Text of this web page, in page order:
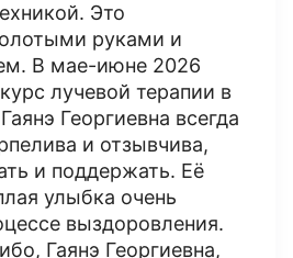
Это
руками и
В мае-июне 2026
лучевой терапии в
Георгиевна всегда
и отзывчива,
и поддержать. Её
улыбка очень
выздоровления.
Гаянэ Георгиевна,